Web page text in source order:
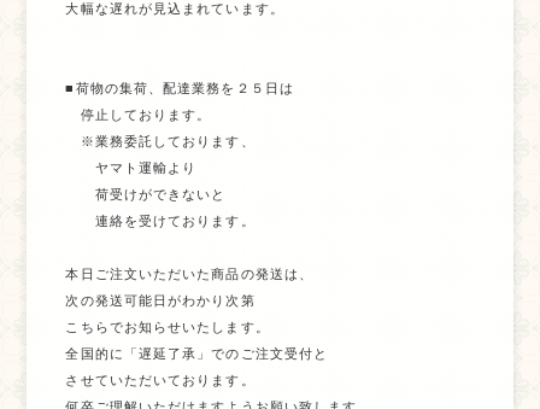
大幅な遅れが見込まれています。
■荷物の集荷、配達業務を２５日は
停止しております。
※業務委託しております、
ヤマト運輸より
荷受けができないと
連絡を受けております。
本日ご注文いただいた商品の発送は、
次の発送可能日がわかり次第
こちらでお知らせいたします。
全国的に「遅延了承」でのご注文受付と
させていただいております。